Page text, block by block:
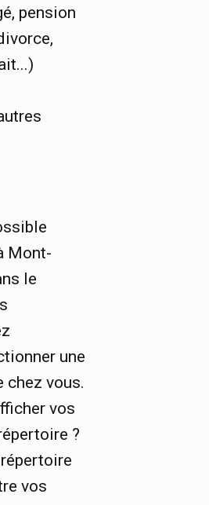
pension
Mont-
le
une
chez vous.
vos
?
vos